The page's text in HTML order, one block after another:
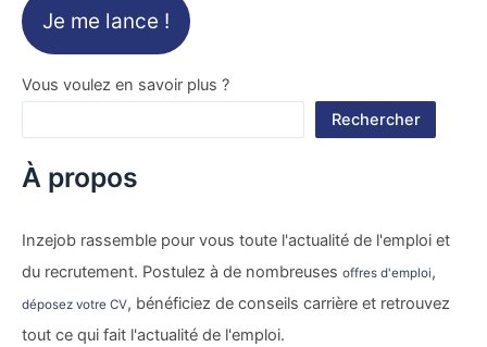
Je me lance !
Vous voulez en savoir plus ?
Rechercher
À propos
Inzejob rassemble pour vous toute l'actualité de l'emploi et
du recrutement. Postulez à de nombreuses offres d'emploi,
déposez votre CV, bénéficiez de conseils carrière et retrouvez
tout ce qui fait l'actualité de l'emploi.